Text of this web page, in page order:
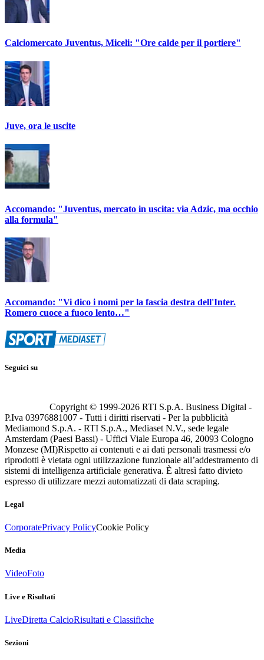
Calciomercato Juventus, Miceli: "Ore calde per il portiere"
Juve, ora le uscite
Accomando: "Juventus, mercato in uscita: via Adzic, ma occhio
alla formula"
Accomando: "Vi dico i nomi per la fascia destra dell'Inter.
Romero cuoce a fuoco lento…"
Seguici su
Copyright © 1999-2026 RTI S.p.A. Business Digital -
P.Iva 03976881007 - Tutti i diritti riservati - Per la pubblicità
Mediamond S.p.A. - RTI S.p.A., Mediaset N.V., sede legale
Amsterdam (Paesi Bassi) - Uffici Viale Europa 46, 20093 Cologno
Monzese (MI)Rispetto ai contenuti e ai dati personali trasmessi e/o
riprodotti è vietata ogni utilizzazione funzionale all’addestramento di
sistemi di intelligenza artificiale generativa. È altresì fatto divieto
espresso di utilizzare mezzi automatizzati di data scraping.
Legal
CorporatePrivacy PolicyCookie Policy
Media
VideoFoto
Live e Risultati
LiveDiretta CalcioRisultati e Classifiche
Sezioni